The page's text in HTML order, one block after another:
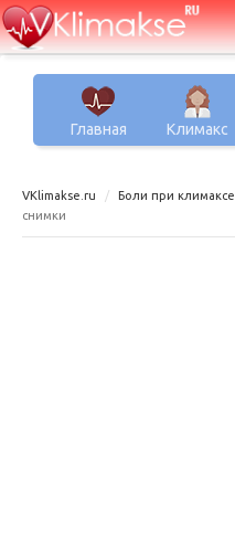
Главная Климакс
VKlimakse.ru Боли при климаксе
снимки